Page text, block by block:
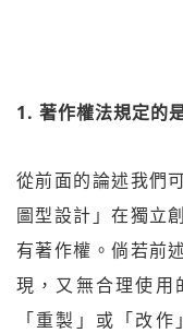
1. 著作權法規定的
從前面的論述我們
圖型設計」在獨立
有著作權。倘若前
現，又無合理使用
「重製」或「改